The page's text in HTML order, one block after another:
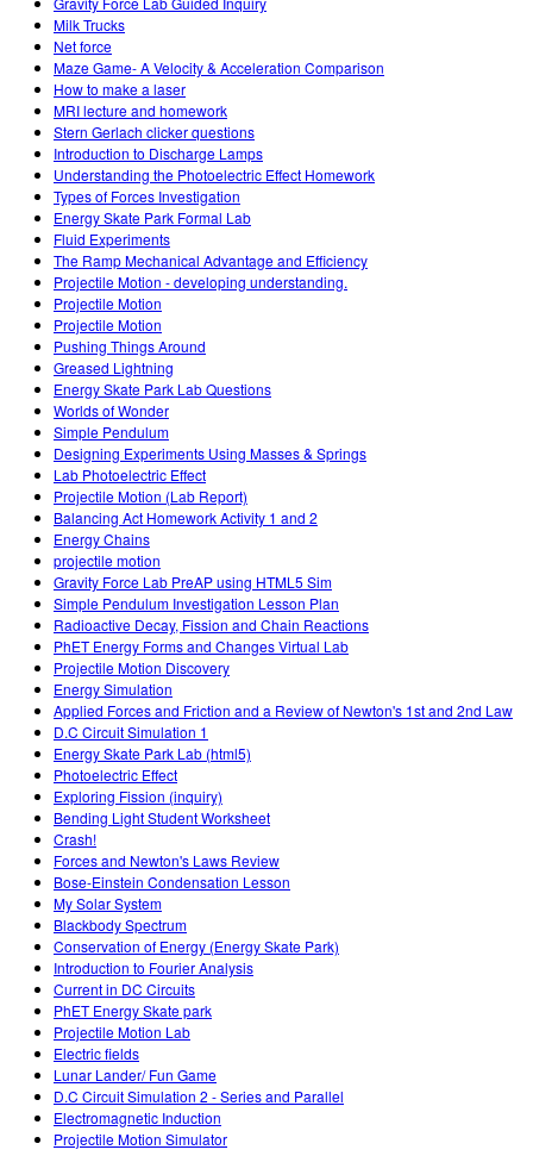
Milk Trucks
Net force
Maze Game- A Velocity & Acceleration Comparison
How to make a laser
MRI lecture and homework
Stern Gerlach clicker questions
Introduction to Discharge Lamps
Understanding the Photoelectric Effect Homework
Types of Forces Investigation
Energy Skate Park Formal Lab
Fluid Experiments
The Ramp Mechanical Advantage and Efficiency
Projectile Motion - developing understanding.
Projectile Motion
Projectile Motion
Pushing Things Around
Greased Lightning
Energy Skate Park Lab Questions
Worlds of Wonder
Simple Pendulum
Designing Experiments Using Masses & Springs
Lab Photoelectric Effect
Projectile Motion (Lab Report)
Balancing Act Homework Activity 1 and 2
Energy Chains
projectile motion
Gravity Force Lab PreAP using HTML5 Sim
Simple Pendulum Investigation Lesson Plan
Radioactive Decay, Fission and Chain Reactions
PhET Energy Forms and Changes Virtual Lab
Projectile Motion Discovery
Energy Simulation
Applied Forces and Friction and a Review of Newton's 1st and 2nd Law
D.C Circuit Simulation 1
Energy Skate Park Lab (html5)
Photoelectric Effect
Exploring Fission (inquiry)
Bending Light Student Worksheet
Crash!
Forces and Newton's Laws Review
Bose-Einstein Condensation Lesson
My Solar System
Blackbody Spectrum
Conservation of Energy (Energy Skate Park)
Introduction to Fourier Analysis
Current in DC Circuits
PhET Energy Skate park
Projectile Motion Lab
Electric fields
Lunar Lander/ Fun Game
D.C Circuit Simulation 2 - Series and Parallel
Electromagnetic Induction
Projectile Motion Simulator